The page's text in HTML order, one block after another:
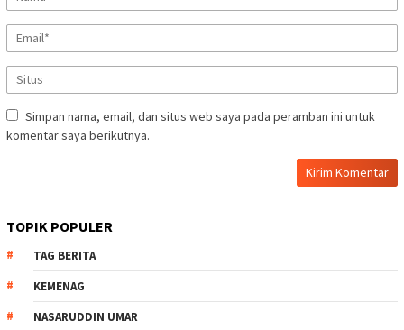
Simpan nama, email, dan situs web saya pada peramban ini untuk
komentar saya berikutnya.
TOPIK POPULER
TAG BERITA
KEMENAG
NASARUDDIN UMAR